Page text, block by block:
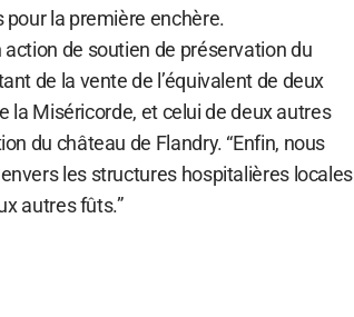
pour la première enchère.
de soutien de préservation du
de la vente de l’équivalent de deux
la Miséricorde, et celui de deux autres
du château de Flandry. “Enfin, nous
les structures hospitalières locales
autres fûts.”